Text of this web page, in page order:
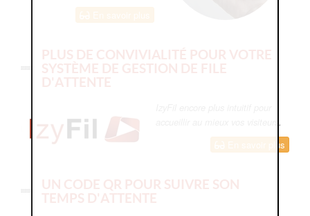
PLUS DE CONVIVIALITÉ POUR VOTRE
SYSTÈME DE GESTION DE FILE
D'ATTENTE
accueillir au mieux vos visiteurs.
En savoir plus
UN CODE QR POUR SUIVRE SON
TEMPS D'ATTENTE